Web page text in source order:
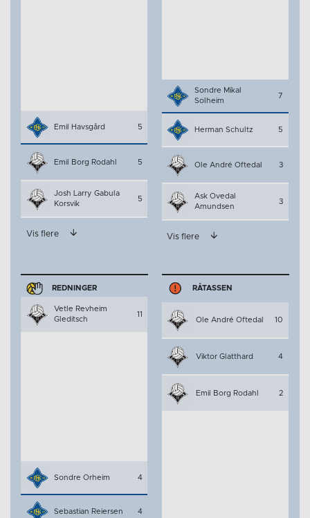
Emil Havsgård 5
Emil Borg Rodahl 5
Josh Larry Gabula
Korsvik
5
Vis flere
Sondre Mikal
Solheim
7
Herman Schultz 5
Ole André Oftedal 3
Ask Ovedal
Amundsen
3
Vis flere
REDNINGER
Vetle Revheim
Gleditsch
11
Sondre Orheim 4
Sebastian Reiersen 4
RÅTASSEN
Ole André Oftedal 10
Viktor Glatthard 4
Emil Borg Rodahl 2